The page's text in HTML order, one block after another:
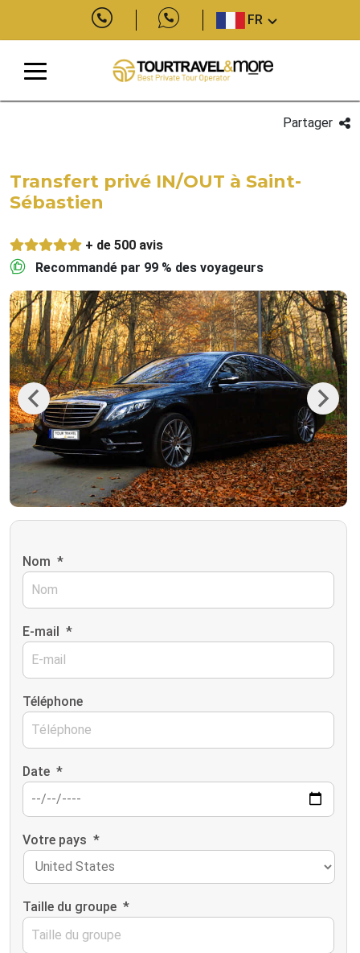
FR
Partager
Transfert privé IN/OUT à Saint-
Sébastien
+ de 500 avis
Recommandé par 99 % des voyageurs
Previous Next
Nom *
E-mail *
Téléphone
Date *
Votre pays *
Taille du groupe *